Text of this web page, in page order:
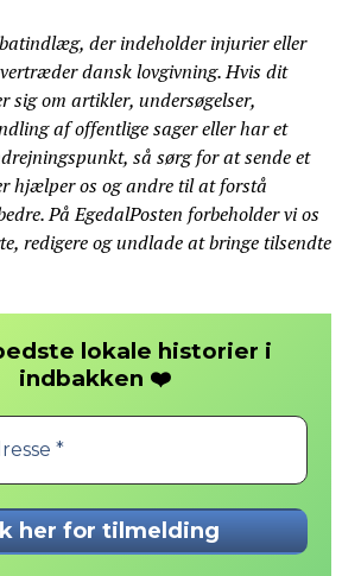
der indeholder injurier eller
dansk lovgivning. Hvis dit
sig om artikler, undersøgelser,
af offentlige sager eller har et
så sørg for at sende et
hjælper os og andre til at forstå
På EgedalPosten forbeholder vi os
redigere og undlade at bringe tilsendte
lokale historier i
indbakken ❤️